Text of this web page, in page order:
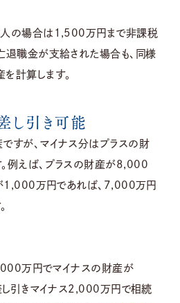
の場合は1,500万円まで非課税
退職金が支給された場合も、同様
計算します。
し引き可能
すが、マイナス分はプラスの財
例えば、プラスの財産が8,000
1,000万円であれば、7,000万円
万円でマイナスの財産が
引きマイナス2,000万円で相続